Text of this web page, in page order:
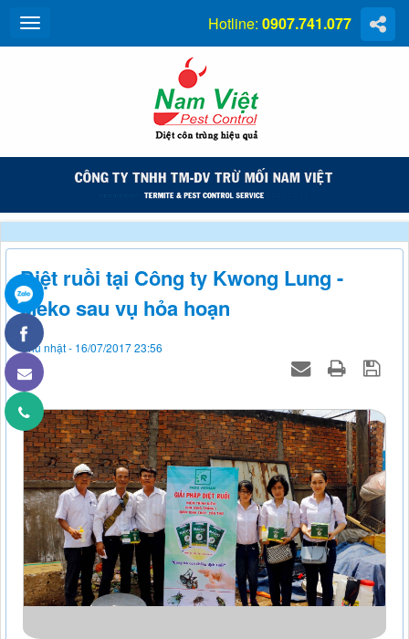
Hotline: 0907.741.077
Diệt ruồi tại Công ty Kwong Lung -
Meko sau vụ hỏa hoạn
Chủ nhật - 16/07/2017 23:56